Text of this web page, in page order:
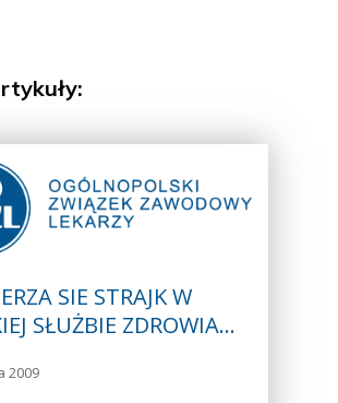
SIE STRAJK W
SŁUŻBIE ZDROWIA…
2009